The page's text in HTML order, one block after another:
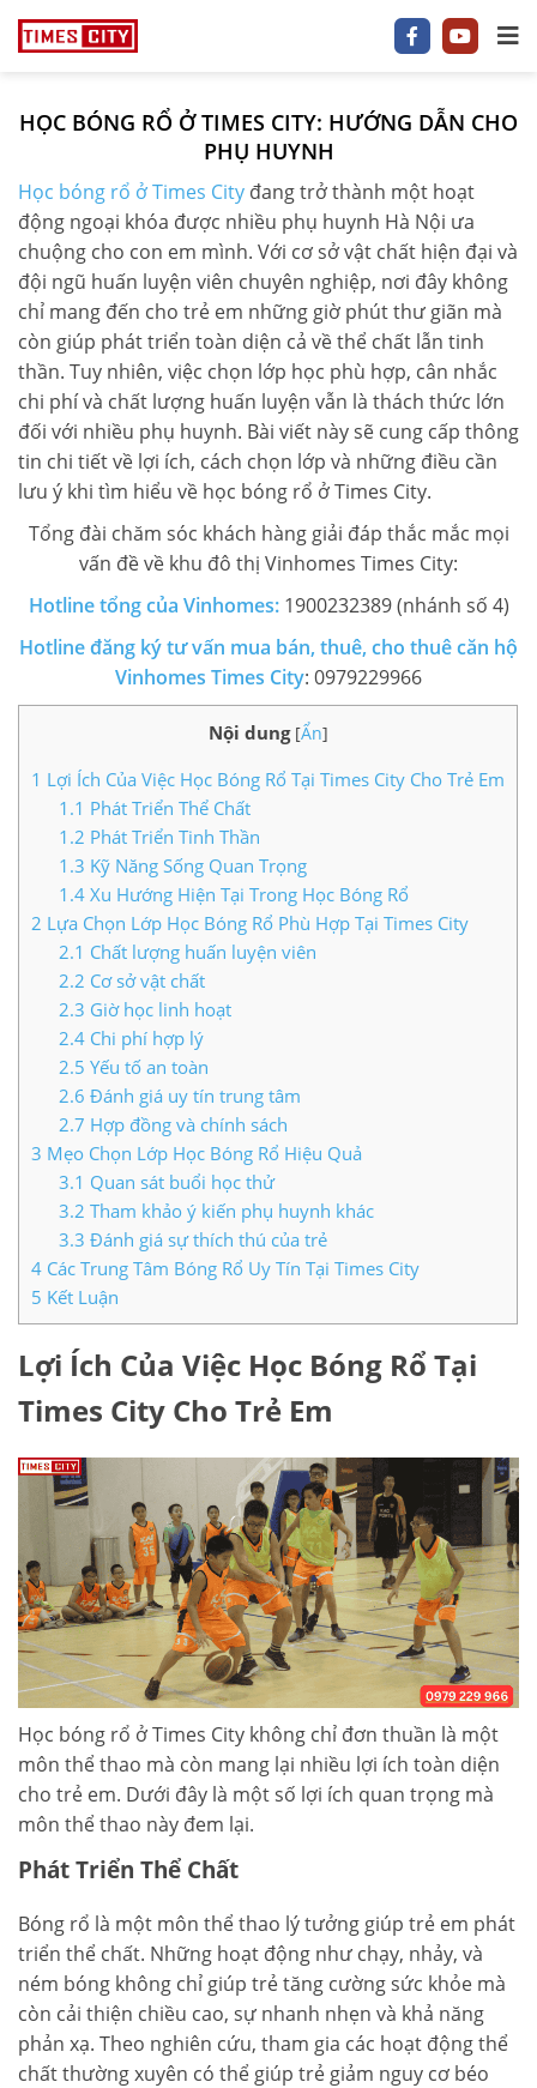
1 P/NGỦ
2 P/NGỦ
3–5 P/NGỦ
TIMES CITY
PARK HILL
PARK PREMIUM
TIN TỨC
LIÊN HỆ TIMES CITY
HỌC BÓNG RỔ Ở TIMES CITY: HƯỚNG DẪN CHO
PHỤ HUYNH
Học bóng rổ ở Times City đang trở thành một hoạt
động ngoại khóa được nhiều phụ huynh Hà Nội ưa
chuộng cho con em mình. Với cơ sở vật chất hiện đại và
đội ngũ huấn luyện viên chuyên nghiệp, nơi đây không
chỉ mang đến cho trẻ em những giờ phút thư giãn mà
còn giúp phát triển toàn diện cả về thể chất lẫn tinh
thần. Tuy nhiên, việc chọn lớp học phù hợp, cân nhắc
chi phí và chất lượng huấn luyện vẫn là thách thức lớn
đối với nhiều phụ huynh. Bài viết này sẽ cung cấp thông
tin chi tiết về lợi ích, cách chọn lớp và những điều cần
lưu ý khi tìm hiểu về học bóng rổ ở Times City.
Tổng đài chăm sóc khách hàng giải đáp thắc mắc mọi
vấn đề về khu đô thị Vinhomes Times City:
Hotline tổng của Vinhomes:1900232389 (nhánh số 4)
Hotline đăng ký tư vấn mua bán, thuê, cho thuê căn hộ
Vinhomes Times City: 0979229966
Nội dung [Ẩn]
1 Lợi Ích Của Việc Học Bóng Rổ Tại Times City Cho Trẻ Em
1.1 Phát Triển Thể Chất
1.2 Phát Triển Tinh Thần
1.3 Kỹ Năng Sống Quan Trọng
1.4Xu Hướng Hiện Tại Trong Học Bóng Rổ
2 Lựa Chọn Lớp Học Bóng Rổ Phù Hợp Tại Times City
2.1 Chất lượng huấn luyện viên
2.2 Cơ sở vật chất
2.3 Giờ học linh hoạt
2.4Chi phí hợp lý
2.5 Yếu tố an toàn
2.6 Đánh giá uy tín trung tâm
2.7 Hợp đồng và chính sách
3 Mẹo Chọn Lớp Học Bóng Rổ Hiệu Quả
3.1 Quan sát buổi học thử
3.2 Tham khảo ý kiến phụ huynh khác
3.3 Đánh giá sự thích thú của trẻ
4 Các Trung Tâm Bóng Rổ Uy Tín Tại Times City
5 Kết Luận
Lợi Ích Của Việc Học Bóng Rổ Tại
Times City Cho Trẻ Em
Học bóng rổ ở Times City không chỉ đơn thuần là một
môn thể thao mà còn mang lại nhiều lợi ích toàn diện
cho trẻ em. Dưới đây là một số lợi ích quan trọng mà
môn thể thao này đem lại.
Phát Triển Thể Chất
Bóng rổ là một môn thể thao lý tưởng giúp trẻ em phát
triển thể chất. Những hoạt động như chạy, nhảy, và
ném bóng không chỉ giúp trẻ tăng cường sức khỏe mà
còn cải thiện chiều cao, sự nhanh nhẹn và khả năng
phản xạ. Theo nghiên cứu, tham gia các hoạt động thể
chất thường xuyên có thể giúp trẻ giảm nguy cơ béo